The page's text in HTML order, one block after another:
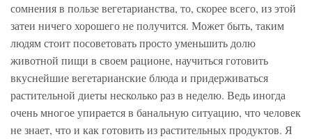
сомнения в пользе вегетарианства, то, скорее всего, из этой
затеи ничего хорошего не получится. Может быть, таким
людям стоит посоветовать просто уменьшить долю
животной пищи в своем рационе, научиться готовить
вкуснейшие вегетарианские блюда и придерживаться
растительной диеты несколько раз в неделю. Ведь иногда
очень многое упирается в банальную ситуацию, что человек
не знает, что и как готовить из растительных продуктов. Я